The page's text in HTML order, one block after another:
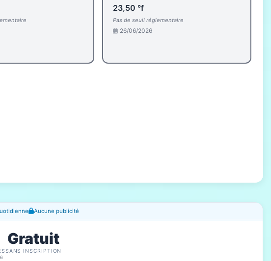
23,50 °f
Pas de seuil réglementaire
26/06/2026
Aucune publicité
Gratuit
SANS INSCRIPTION